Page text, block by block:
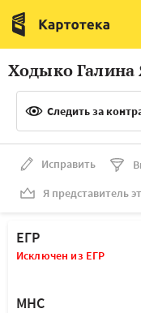
Италия
Люксембург
Нидерланды
Ходыко Галина
Следить за
Исправить
Я представитель
ЕГР
Исключен из ЕГР
МНС